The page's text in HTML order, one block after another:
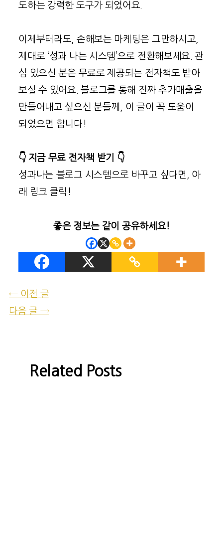
도하는 강력한 도구가 되었어요.
이제부터라도, 손해보는 마케팅은 그만하시고,
제대로 ‘성과 나는 시스템’으로 전환해보세요. 관
심 있으신 분은 무료로 제공되는 전자책도 받아
보실 수 있어요. 블로그를 통해 진짜 추가매출을
만들어내고 싶으신 분들께, 이 글이 꼭 도움이
되었으면 합니다!
지금 무료 전자책 받기
성과나는 블로그 시스템으로 바꾸고 싶다면, 아
래 링크 클릭!
좋은 정보는 같이 공유하세요!
←이전 글
다음 글 →
Related Posts